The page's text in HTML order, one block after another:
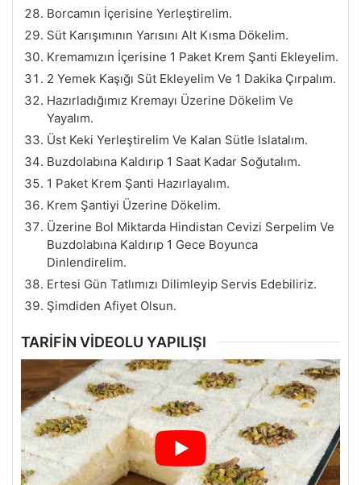
Borcamın İçerisine Yerleştirelim.
Süt Karışımının Yarısını Alt Kısma Dökelim.
Kremamızın İçerisine 1 Paket Krem Şanti Ekleyelim.
2 Yemek Kaşığı Süt Ekleyelim Ve 1 Dakika Çırpalım.
Hazırladığımız Kremayı Üzerine Dökelim Ve
Yayalım.
Üst Keki Yerleştirelim Ve Kalan Sütle Islatalım.
Buzdolabına Kaldırıp 1 Saat Kadar Soğutalım.
1 Paket Krem Şanti Hazırlayalım.
Krem Şantiyi Üzerine Dökelim.
Üzerine Bol Miktarda Hindistan Cevizi Serpelim Ve
Buzdolabına Kaldırıp 1 Gece Boyunca
Dinlendirelim.
Ertesi Gün Tatlımızı Dilimleyip Servis Edebiliriz.
Şimdiden Afiyet Olsun.
TARİFİN VİDEOLU YAPILIŞI